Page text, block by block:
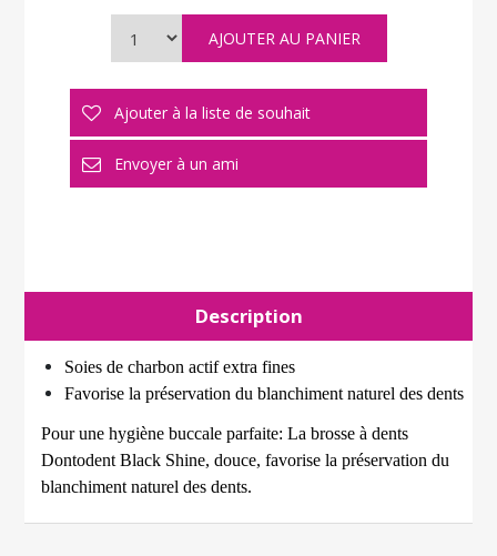
Description
Soies de charbon actif extra fines
Favorise la préservation du blanchiment naturel des dents
Pour une hygiène buccale parfaite: La brosse à dents
Dontodent Black Shine, douce, favorise la préservation du
blanchiment naturel des dents.